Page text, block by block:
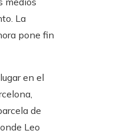
La
pone fin
en el
de
Leo